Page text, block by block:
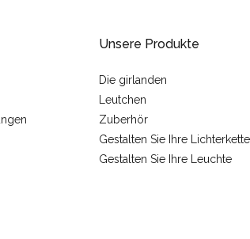
Unsere Produkte
Die girlanden
Leutchen
Zuberhör
Gestalten Sie Ihre Lichterkette
Gestalten Sie Ihre Leuchte